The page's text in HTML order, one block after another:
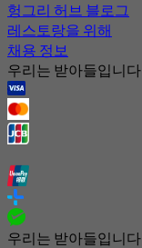
헝그리 허브 블로그
레스토랑을 위해
채용 정보
우리는 받아들입니다
우리는 받아들입니다